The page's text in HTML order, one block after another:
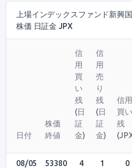
上場インデックスファンド新興
株価 日証金 JPX
日付
株価
終値
信
用
買
い
残
(日
証
金)
信
用
売
り
残
(日
証
金)
信用
買い
残
08/05 53380 4 1 0